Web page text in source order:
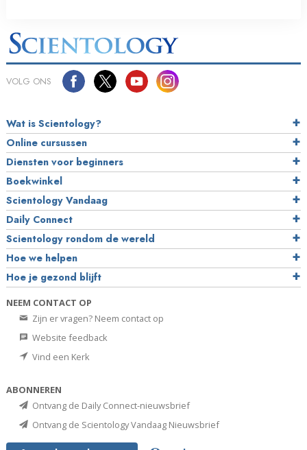
VOLG ONS
Wat is Scientology?
Online cursussen
Diensten voor beginners
Boekwinkel
Scientology Vandaag
Daily Connect
Scientology rondom de wereld
Hoe we helpen
Hoe je gezond blijft
NEEM CONTACT OP
Zijn er vragen? Neem contact op
Website feedback
Vind een Kerk
ABONNEREN
Ontvang de Daily Connect-nieuwsbrief
Ontvang de Scientology Vandaag Nieuwsbrief